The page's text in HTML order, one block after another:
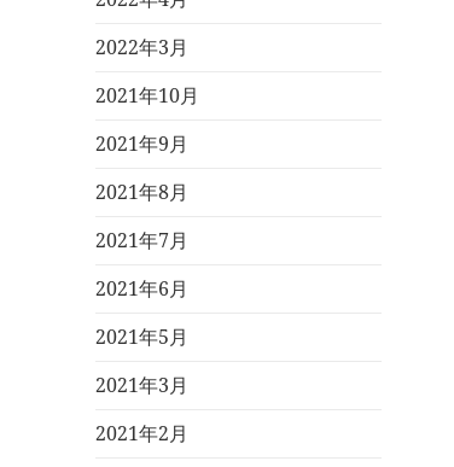
2022年3月
2021年10月
2021年9月
2021年8月
2021年7月
2021年6月
2021年5月
2021年3月
2021年2月